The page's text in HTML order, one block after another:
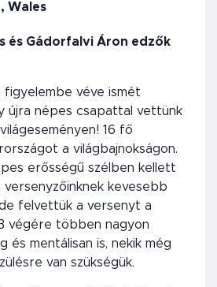
Wales
és Gádorfalvi Áron edzők
figyelembe véve ismét
újra népes csapattal vettünk
16 fő
a világbajnokságon.
erősségű szélben kellett
versenyzőinknek kevesebb
felvettük a versenyt a
végére többen nagyon
és mentálisan is, nekik még
van szükségük.